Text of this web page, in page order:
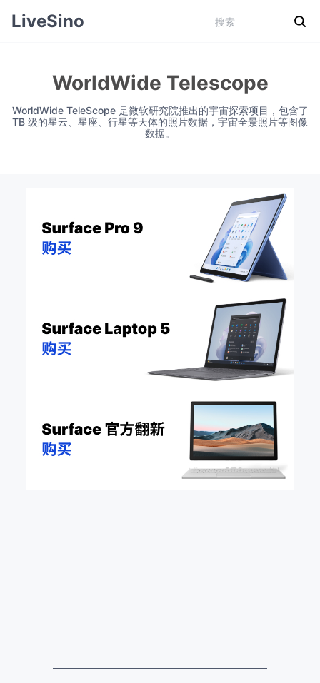
LiveSino
WorldWide Telescope
WorldWide TeleScope 是微软研究院推出的宇宙探索项目，包含了
TB 级的星云、星座、行星等天体的照片数据，宇宙全景照片等图像
数据。